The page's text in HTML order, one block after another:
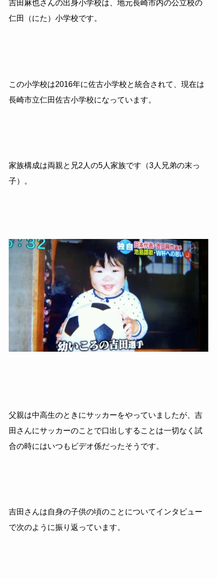
吉田麻也さんの出身小学校は、地元長崎市内の公立校の
仁田（にた）小学校です。
この小学校は2016年に佐古小学校と統合されて、現在は
長崎市立仁田佐古小学校になっています。
家族構成は両親と兄2人の5人家族です（3人兄弟の末っ
子）。
父親は中高生のときにサッカーをやっていましたが、吉
田さんにサッカーのことで口出しすることは一切なく試
合の時にはいつもビデオ係だったそうです。
吉田さんは自身の子供の頃のことについてインタビュー
で次のように振り返っています。